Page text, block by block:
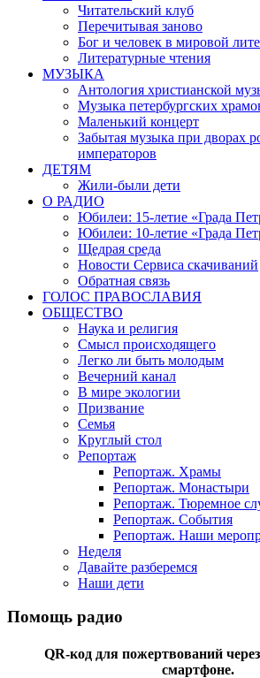
Читательский клуб
Перечитывая заново
Бог и человек в мировой
Литературные чтения
МУЗЫКА
Антология христианской
Музыка петербургских
Маленький концерт
Забытая музыка при дворах
императоров
ДЕТЯМ
Жили-были дети
О РАДИО
Юбилеи: 15-летие «Града
Юбилеи: 10-летие «Града
Щедрая среда
Новости Сервиса скачиваний
Обратная связь
ГОЛОС ПРАВОСЛАВИЯ
ОБЩЕСТВО
Наука и религия
Смысл происходящего
Легко ли быть молодым
Вечерний канал
В мире экологии
Призвание
Семья
Круглый стол
Репортаж
Репортаж. Храмы
Репортаж. Монастыри
Репортаж. Тюремное
Репортаж. События
Репортаж. Наши
Неделя
Давайте разберемся
Наши дети
Помощь радио
QR-код для пожертвований
смартфоне.